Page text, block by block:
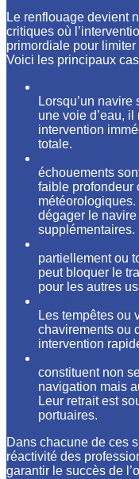
Le renflouage devient
critiques où
primordiale pour
Voici les principaux
Lorsqu’un
une voie d’eau,
intervention
totale.
échouements
faible profondeur
dégager le
supplémentaires.
partiellement ou
peut bloquer le
pour les autres
Les tempêtes ou
chavirements ou
intervention
constituent non
navigation mais
Leur retrait est
portuaires.
Dans chacune de ces
réactivité des
garantir le succès de